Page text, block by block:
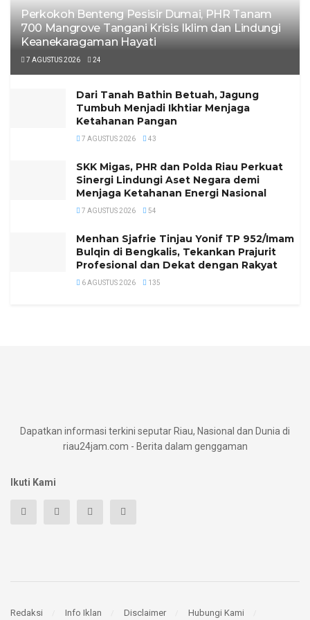
Perkokoh Benteng Pesisir Dumai, PHR Tanam
700 Mangrove Tangani Krisis Iklim dan Lindungi
Keanekaragaman Hayati
7 AGUSTUS 2026 24
Dari Tanah Bathin Betuah, Jagung
Tumbuh Menjadi Ikhtiar Menjaga
Ketahanan Pangan
7 AGUSTUS 2026 43
SKK Migas, PHR dan Polda Riau Perkuat
Sinergi Lindungi Aset Negara demi
Menjaga Ketahanan Energi Nasional
7 AGUSTUS 2026 54
Menhan Sjafrie Tinjau Yonif TP 952/Imam
Bulqin di Bengkalis, Tekankan Prajurit
Profesional dan Dekat dengan Rakyat
6 AGUSTUS 2026 135
Dapatkan informasi terkini seputar Riau, Nasional dan Dunia di
riau24jam.com - Berita dalam genggaman
Ikuti Kami
Redaksi Info Iklan Disclaimer Hubungi Kami